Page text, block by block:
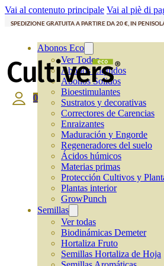
Vai al contenuto principale Vai al piè di
SPEDIZIONE GRATUITA A PARTIRE DA 20 €, IN
Abonos Eco
Ver Todos
Abonos Líquidos
Abonos Solidos
Bioestimulantes
Sustratos y decorativas
Correctores de Carencias
Enraizantes
Maduración y Engorde
Regeneradores del suelo
Ácidos húmicos
Materias primas
Protección Cultivos y
Plantas interior
GrowPunch
Semillas
Ver todas
Biodinámicas Demeter
Hortaliza Fruto
Semillas Hortaliza de Hoja
0